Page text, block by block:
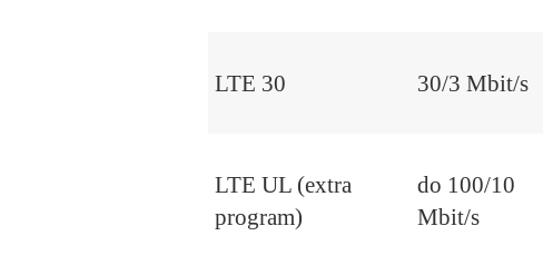
LTE 30 30/3 Mbit/s
LTE UL (extra
program)
do 100/10
Mbit/s